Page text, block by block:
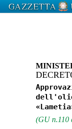
(GU n.110